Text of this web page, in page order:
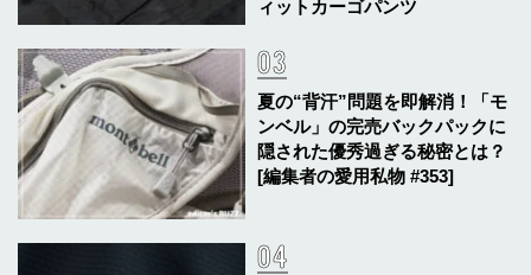
ィットカーゴパンツ
夏の“背汗”問題を即解消！「モ
ンベル」の完売バックパックに
隠された優秀過ぎる秘密とは？
[編集者の愛用私物 #353]